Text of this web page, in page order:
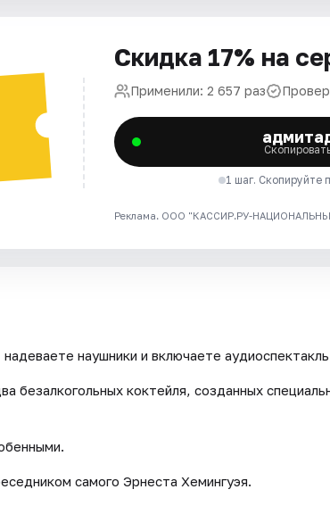
Скидка 17% на
Применили: 2 657 раз
1 шаг. Скопируйте
Реклама. ООО "КАССИР.РУ-
наушники и включаете
безалкогольных коктейля, созданных
самого Эрнеста Хемингуэя.